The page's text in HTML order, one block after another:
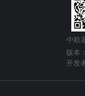
中欧
版本
开发